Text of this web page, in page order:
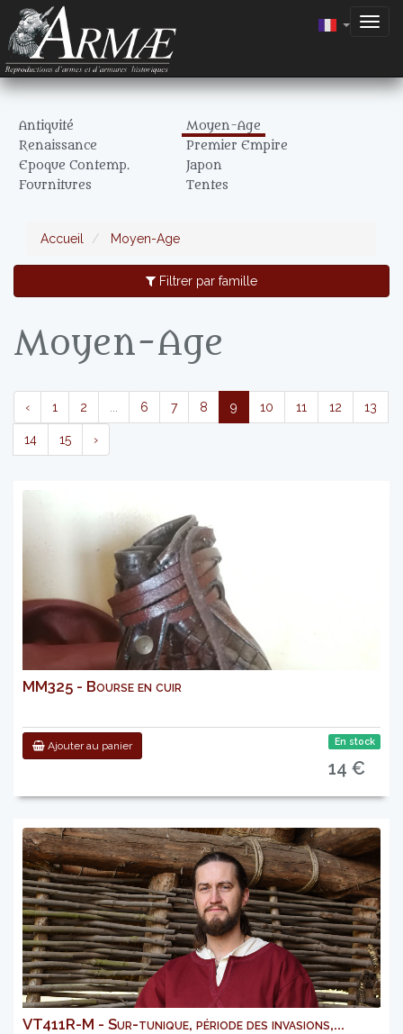
Antiquité
Moyen-Age
Renaissance
Premier Empire
Epoque Contemp.
Japon
Fournitures
Tentes
Accueil Moyen-Age
Filtrer par famille
Moyen-Age
‹ 1 2 6 7 8 9 10 11 12 13
14 15 ›
MM325 - Bourse en cuir
Ajouter au panier En stock
14 €
VT411R-M - Sur-tunique, période des invasions,...